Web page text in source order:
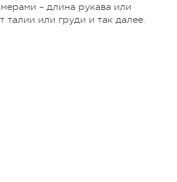
– длина рукава или
талии или груди и так далее.